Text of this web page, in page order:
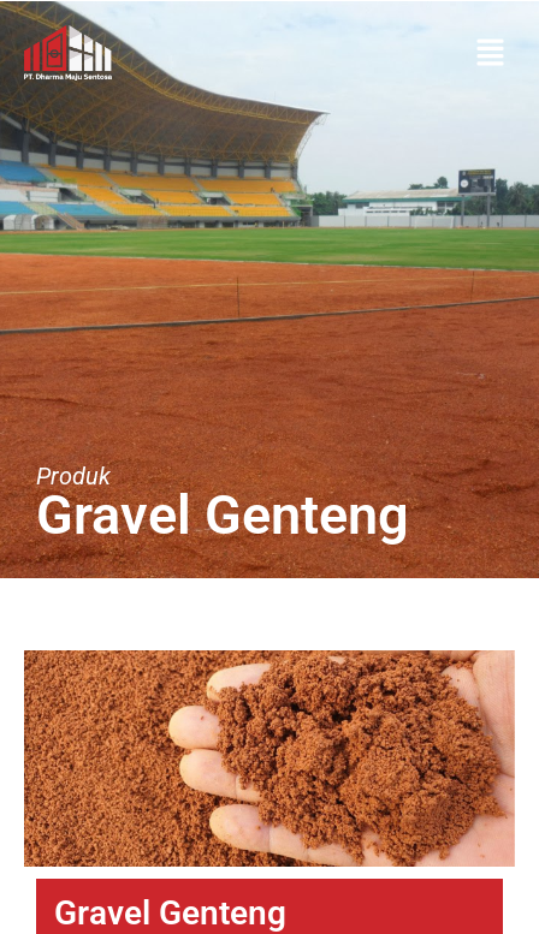
Produk
Gravel Genteng
Gravel Genteng